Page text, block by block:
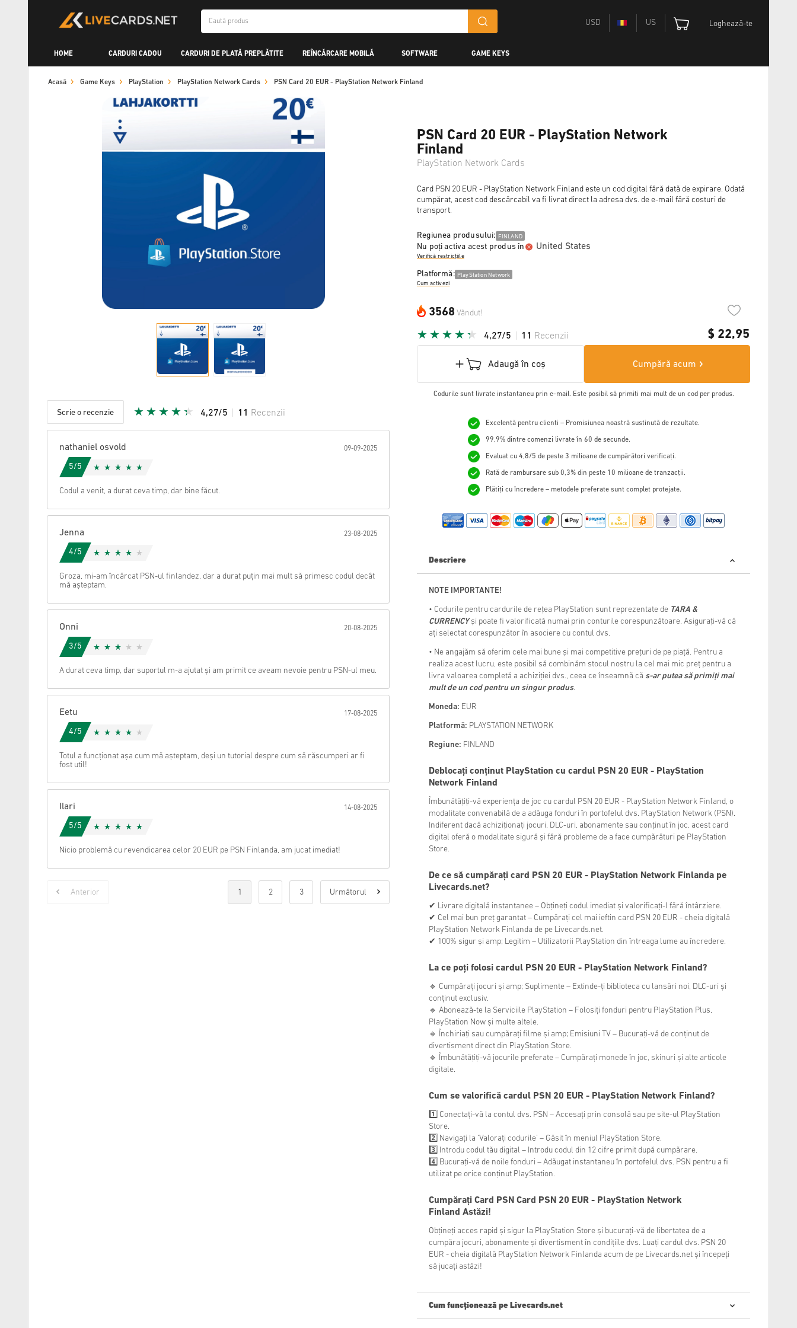
USD US Loghează-te
HOME CARDURI CADOU CARDURI DE PLATĂ PREPLĂTITE REÎNCĂRCARE MOBILĂ SOFTWARE GAME KEYS
Acasă Game Keys PlayStation PlayStation Network Cards PSN Card 20 EUR - PlayStation Network Finland
Scrie o recenzie 4,27/5 11 Recenzii
Anulare
nathaniel osvold 09-09-2025
5/5
Codul a venit, a durat ceva timp, dar bine făcut.
Jenna 23-08-2025
4/5
Groza, mi-am încărcat PSN-ul finlandez, dar a durat puțin mai mult să primesc codul decât
mă așteptam.
Onni 20-08-2025
3/5
A durat ceva timp, dar suportul m-a ajutat și am primit ce aveam nevoie pentru PSN-ul meu.
Eetu 17-08-2025
4/5
Totul a funcționat așa cum mă așteptam, deși un tutorial despre cum să răscumperi ar fi
fost util!
Ilari 14-08-2025
5/5
Nicio problemă cu revendicarea celor 20 EUR pe PSN Finlanda, am jucat imediat!
Anterior 1 2 3 Următorul
PSN Card 20 EUR - PlayStation Network
Finland
PlayStation Network Cards
Card PSN 20 EUR - PlayStation Network Finland este un cod digital fără dată de expirare. Odată
cumpărat, acest cod descărcabil va fi livrat direct la adresa dvs. de e-mail fără costuri de
transport.
Regiunea produsului: FINLAND
Nu poți activa acest produs în United States
Verifică restricțiile
Platformă: PlayStation Network
Cum activezi
3568 Vândut!
$ 22,95
4,27/5 11 Recenzii
Adaugă în coș Cumpără acum
Codurile sunt livrate instantaneu prin e-mail. Este posibil să primiți mai mult de un cod per produs.
Excelență pentru clienți – Promisiunea noastră susținută de rezultate.
99,9% dintre comenzi livrate în 60 de secunde.
Evaluat cu 4,8/5 de peste 3 milioane de cumpărători verificați.
Rată de rambursare sub 0,3% din peste 10 milioane de tranzacții.
Plătiți cu încredere – metodele preferate sunt complet protejate.
Descriere
NOTE IMPORTANTE!
• Codurile pentru cardurile de rețea PlayStation sunt reprezentate de TARA &
CURRENCY și poate fi valorificată numai prin conturile corespunzătoare. Asigurați-vă că
ați selectat corespunzător în asociere cu contul dvs.
• Ne angajăm să oferim cele mai bune și mai competitive prețuri de pe piață. Pentru a
realiza acest lucru, este posibil să combinăm stocul nostru la cel mai mic preț pentru a
livra valoarea completă a achiziției dvs., ceea ce înseamnă că s-ar putea să primiți mai
mult de un cod pentru un singur produs.
Moneda: EUR
Platformă: PLAYSTATION NETWORK
Regiune: FINLAND
Deblocați conținut PlayStation cu cardul PSN 20 EUR - PlayStation
Network Finland
Îmbunătățiți-vă experiența de joc cu cardul PSN 20 EUR - PlayStation Network Finland, o
modalitate convenabilă de a adăuga fonduri în portofelul dvs. PlayStation Network (PSN).
Indiferent dacă achiziționați jocuri, DLC-uri, abonamente sau conținut în joc, acest card
digital oferă o modalitate sigură și fără probleme de a face cumpărături pe PlayStation
Store.
De ce să cumpărați card PSN 20 EUR - PlayStation Network Finlanda pe
Livecards.net?
✔ Livrare digitală instantanee – Obțineți codul imediat și valorificați-l fără întârziere.
✔ Cel mai bun preț garantat – Cumpărați cel mai ieftin card PSN 20 EUR - cheia digitală
PlayStation Network Finlanda de pe Livecards.net.
✔ 100% sigur și amp; Legitim – Utilizatorii PlayStation din întreaga lume au încredere.
La ce poți folosi cardul PSN 20 EUR - PlayStation Network Finland?
🔹 Cumpărați jocuri și amp; Suplimente – Extinde-ți biblioteca cu lansări noi, DLC-uri și
conținut exclusiv.
🔹 Abonează-te la Serviciile PlayStation – Folosiți fonduri pentru PlayStation Plus,
PlayStation Now și multe altele.
🔹 Închiriați sau cumpărați filme și amp; Emisiuni TV – Bucurați-vă de conținut de
divertisment direct din PlayStation Store.
🔹 Îmbunătățiți-vă jocurile preferate – Cumpărați monede în joc, skinuri și alte articole
digitale.
Cum se valorifică cardul PSN 20 EUR - PlayStation Network Finland?
1️⃣ Conectați-vă la contul dvs. PSN – Accesați prin consolă sau pe site-ul PlayStation
Store.
2️⃣ Navigați la ‘Valorați codurile’ – Găsit în meniul PlayStation Store.
3️⃣ Introdu codul tău digital – Introdu codul din 12 cifre primit după cumpărare.
4️⃣ Bucurați-vă de noile fonduri – Adăugat instantaneu în portofelul dvs. PSN pentru a fi
utilizat pe orice conținut PlayStation.
Cumpărați Card PSN Card PSN 20 EUR - PlayStation Network
Finland Astăzi!
Obțineți acces rapid și sigur la PlayStation Store și bucurați-vă de libertatea de a
cumpăra jocuri, abonamente și divertisment în condițiile dvs. Luați cardul dvs. PSN 20
EUR - cheia digitală PlayStation Network Finlanda acum de pe Livecards.net și începeți
să jucați astăzi!
Cum funcționează pe Livecards.net